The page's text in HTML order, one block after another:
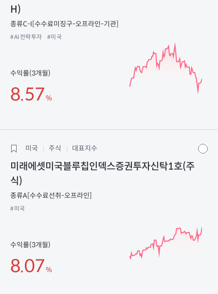
H)
종류C-I[수수료미징구-오프라인-기관]
#AI전략투자 #미국
수익률(3개월)
8.57%
미국 주식 대표지수
미래에셋미국블루칩인덱스증권투자신탁1호(주
식)
종류A[수수료선취-오프라인]
#미국
수익률(3개월)
8.07%